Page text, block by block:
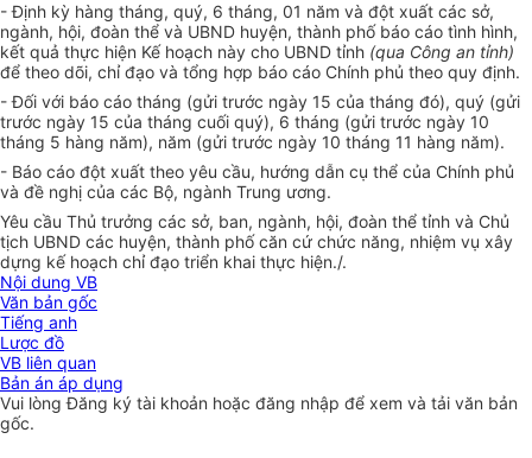
-Định kỳ hàng tháng, quý, 6 tháng, 01 năm và đột xuất các sở,
ngành, hội, đoàn thể và UBND huyện, thành phố báo cáo tình hình,
kết quả thực hiện Kế hoạch này cho UBND tỉnh (qua Công an tỉnh)
để theo dõi, chỉ đạo và tổng hợp báo cáo Chính phủ theo quy định.
-Đối với báo cáo tháng (gửi trước ngày 15 của tháng đó), quý (gửi
trước ngày 15 của tháng cuối quý), 6 tháng (gửi trước ngày 10
tháng 5 hàng năm), năm (gửi trước ngày 10 tháng 11 hàng năm).
- Báo cáo đột xuất theo yêu cầu, hướng dẫn cụ thể của Chính phủ
và đề nghị của các Bộ, ngành Trung ương.
Yêu cầu Thủ trưởng các sở, ban, ngành, hội, đoàn thể tỉnh và Chủ
tịch UBND các huyện, thành phố căn cứ chức năng, nhiệm vụ xây
dựng kế hoạch chỉ đạo triển khai thực hiện./.
Nội dung VB
Văn bản gốc
Tiếng anh
Lược đồ
VB liên quan
Bản án áp dụng
Vui lòngĐăng ký tài khoản hoặc đăng nhập để xem và tải văn bản
gốc.